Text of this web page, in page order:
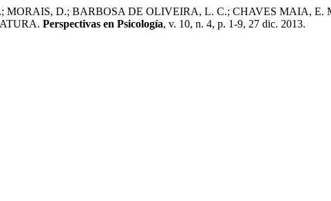
MORAIS, D.; BARBOSA DE OLIVEIRA, L. C.; CHAVES MAIA, E.
Perspectivas en Psicología, v. 10, n. 4, p. 1-9, 27 dic. 2013.